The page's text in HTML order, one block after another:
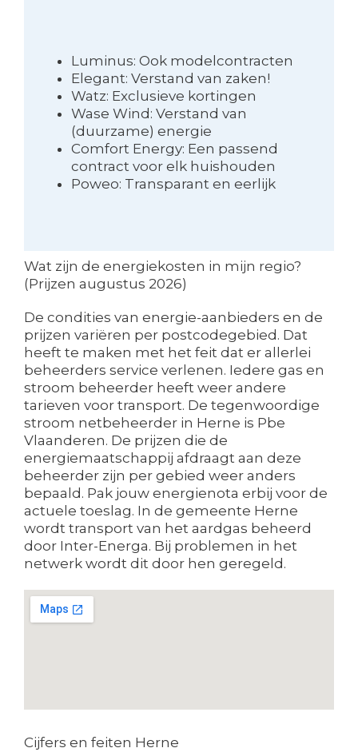
Luminus: Ook modelcontracten
Elegant: Verstand van zaken!
Watz: Exclusieve kortingen
Wase Wind: Verstand van
(duurzame) energie
Comfort Energy: Een passend
contract voor elk huishouden
Poweo: Transparant en eerlijk
Wat zijn de energiekosten in mijn regio?
(Prijzen augustus 2026)
De condities van energie-aanbieders en de
prijzen variëren per postcodegebied. Dat
heeft te maken met het feit dat er allerlei
beheerders service verlenen. Iedere gas en
stroom beheerder heeft weer andere
tarieven voor transport. De tegenwoordige
stroom netbeheerder in Herne is Pbe
Vlaanderen. De prijzen die de
energiemaatschappij afdraagt aan deze
beheerder zijn per gebied weer anders
bepaald. Pak jouw energienota erbij voor de
actuele toeslag. In de gemeente Herne
wordt transport van het aardgas beheerd
door Inter-Energa. Bij problemen in het
netwerk wordt dit door hen geregeld.
Cijfers en feiten Herne